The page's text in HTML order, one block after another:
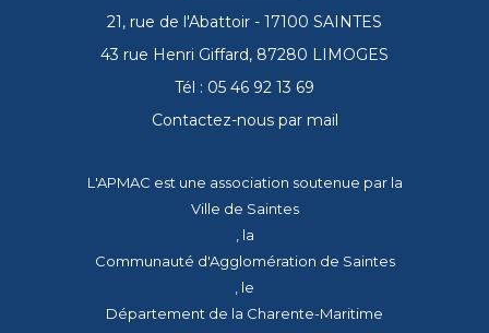
21, rue de l'Abattoir - 17100 SAINTES
43 rue Henri Giffard, 87280 LIMOGES
Tél : 05 46 92 13 69
Contactez-nous par mail
L'APMAC est une association soutenue par la
Ville de Saintes
, la
Communauté d'Agglomération de Saintes
, le
Département de la Charente-Maritime